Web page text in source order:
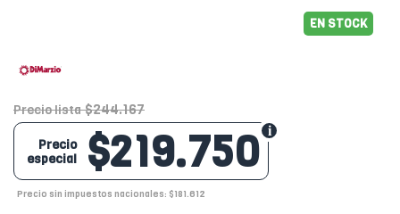
EN STOCK
Precio lista $244.167
$219.750
Precio
especial
Precio sin impuestos nacionales: $181.612